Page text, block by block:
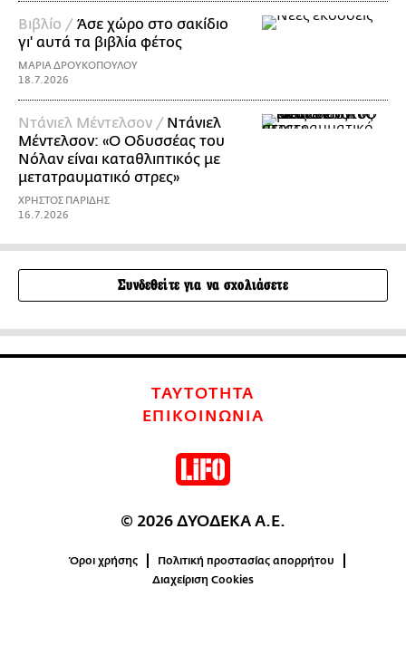
Βιβλίο / Άσε χώρο στο σακίδιο
γι' αυτά τα βιβλία φέτος
ΜΑΡΙΑ ΔΡΟΥΚΟΠΟΥΛΟΥ
18.7.2026
Ντάνιελ Μέντελσον / Ντάνιελ
Μέντελσον: «Ο Οδυσσέας του
Νόλαν είναι καταθλιπτικός με
μετατραυματικό στρες»
ΧΡΗΣΤΟΣ ΠΑΡΙΔΗΣ
16.7.2026
Συνδεθείτε για να σχολιάσετε
ΤΑΥΤΟΤΗΤΑ
ΕΠΙΚΟΙΝΩΝΙΑ
© 2026 ΔΥΟΔΕΚΑ Α.Ε.
Όροι χρήσης
Πολιτική προστασίας απορρήτου
Διαχείριση Cookies